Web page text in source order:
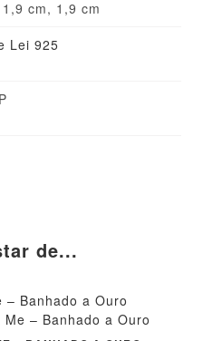
cm, 1,9 cm
Lei 925
de...